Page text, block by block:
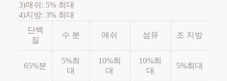
3)애쉬: 5% 최대
4)지방: 3% 최대
단백
질
수 분 애쉬 섬유 조 지방
65%분
5%최
대
10%최
대
10%최
대
5%최대